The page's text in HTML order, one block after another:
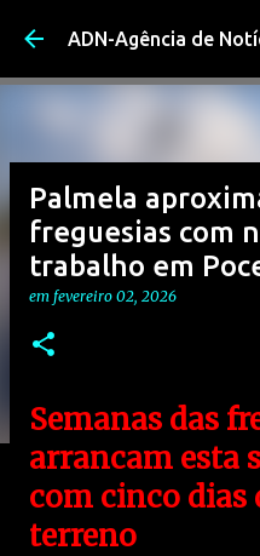
Avançar para o
ADN-Agência de
Palmela
freguesias com
trabalho em
em fevereiro 02, 2026
Semanas das
arrancam esta
com cinco
terreno